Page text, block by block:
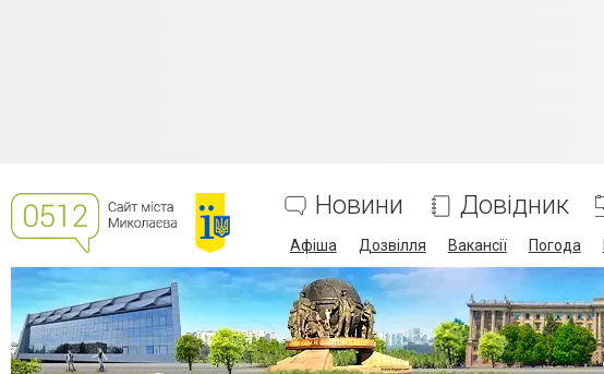
Новини Довідник
Афіша Дозвілля Вакансії Погода